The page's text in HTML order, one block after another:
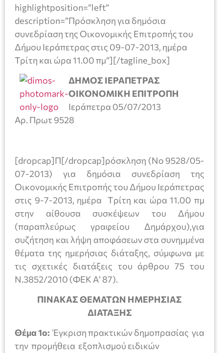
highlightposition=”left”
description=”Πρόσκληση για δημόσια
συνεδρίαση της Οικονομικής Επιτροπής του
Δήμου Ιεράπετρας στις 09-07-2013, ημέρα
Τρίτη και ώρα 11.00 πμ”][/tagline_box]
ΔΗΜΟΣ ΙΕΡΑΠΕΤΡΑΣ
ΟΙΚΟΝΟΜΙΚΗ ΕΠΙΤΡΟΠΗ
Ιεράπετρα 05/07/2013
Αρ. Πρωτ 9528
[dropcap]Π[/dropcap]ρόσκληση (No 9528/05-
07-2013) για δημόσια συνεδρίαση της
Οικονομικής Επιτροπής του Δήμου Ιεράπετρας
στις 9-7-2013, ημέρα Tρίτη και ώρα 11.00 πμ
στην αίθουσα συσκέψεων του Δήμου
(παραπλεύρως γραφείου Δημάρχου),για
συζήτηση και λήψη αποφάσεων στα συνημμένα
θέματα της ημερήσιας διάταξης, σύμφωνα με
τις σχετικές διατάξεις του άρθρου 75 του
Ν.3852/2010 (ΦΕΚ Α’ 87).
ΠΙΝΑΚΑΣ ΘΕΜΑΤΩΝ ΗΜΕΡΗΣΙΑΣ
ΔΙΑΤΑΞΗΣ
Θέμα 1ο: Έγκριση πρακτικών δημοπρασίας για
την προμήθεια εξοπλισμού ειδικών